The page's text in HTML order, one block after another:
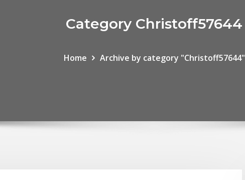
Category Christoff57644
Home Archive by category "Christoff57644"